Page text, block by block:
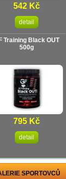
542 Kč
detail
Training Black OUT
500g
795 Kč
detail
SPORTOVCŮ